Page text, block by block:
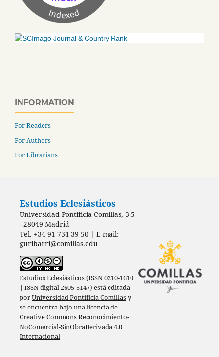
INFORMATION
For Readers
For Authors
For Librarians
Estudios Eclesiásticos
Universidad Pontificia Comillas, 3-5
- 28049 Madrid
Tel. +34 91 734 39 50 | E-mail:
guribarri@comillas.edu
Estudios Eclesiásticos (ISSN 0210-1610
| ISSN digital 2605-5147) está editada
porUniversidad Pontificia Comillasy
se encuentra bajo unalicencia de
Creative Commons Reconocimiento-
NoComercial-SinObraDerivada 4.0
Internacional